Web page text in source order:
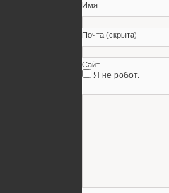
Имя
Почта (скрыта)
Сайт
Я не робот.